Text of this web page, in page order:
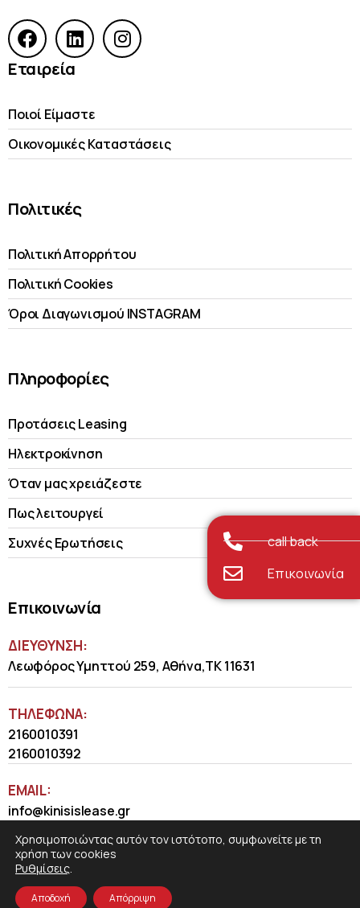
Εταιρεία
Ποιοί Είμαστε
Οικονομικές Kαταστάσεις
Πολιτικές
Πολιτική Απορρήτου
Πολιτική Cookies
Όροι Διαγωνισμού INSTAGRAM
Πληροφορίες
Προτάσεις Leasing
Ηλεκτροκίνηση
Όταν μας χρειάζεστε
Πως λειτουργεί
Συχνές Ερωτήσεις
Επικοινωνία
ΔΙΕΥΘΥΝΣΗ:
Λεωφόρος Υμηττού 259, Αθήνα,ΤΚ 11631
ΤΗΛΈΦΩΝΑ:
2160010391
2160010392
EMAIL:
info@kinisislease.gr
call back
Επικοινωνία
Χρησιμοποιώντας αυτόν τον ιστότοπο, συμφωνείτε με τη
χρήση των cookies
Ρυθμίσεις.
Αποδοχή Απόρριψη